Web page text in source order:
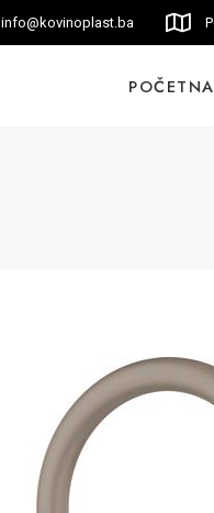
info@kovinoplast.ba
POČETNA